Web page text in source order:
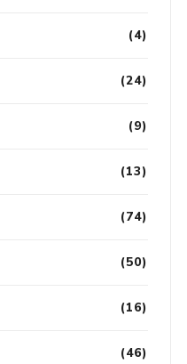
(4)
(24)
(9)
(13)
(74)
(50)
(16)
(46)